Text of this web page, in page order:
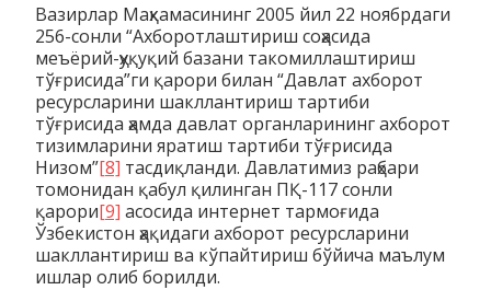
Вазирлар Маҳкамасининг 2005 йил 22 ноябрдаги
256-сонли “Ахборотлаштириш соҳасида
меъёрий-ҳуқуқий базани такомиллаштириш
тўғрисида”ги қарори билан “Давлат ахборот
ресурсларини шакллантириш тартиби
тўғрисида ҳамда давлат органларининг ахборот
тизимларини яратиш тартиби тўғрисида
Низом”[8] тасдиқланди. Давлатимиз раҳбари
томонидан қабул қилинган ПҚ-117 сонли
қарори[9] асосида интернет тармоғида
Ўзбекистон ҳақидаги ахборот ресурсларини
шакллантириш ва кўпайтириш бўйича маълум
ишлар олиб борилди.